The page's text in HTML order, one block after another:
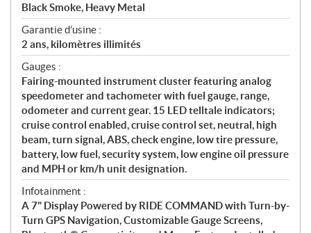
Black Smoke, Heavy Metal
Garantie d’usine :
2 ans, kilomètres illimités
Gauges :
Fairing-mounted instrument cluster featuring analog
speedometer and tachometer with fuel gauge, range,
odometer and current gear. 15 LED telltale indicators;
cruise control enabled, cruise control set, neutral, high
beam, turn signal, ABS, check engine, low tire pressure,
battery, low fuel, security system, low engine oil pressure
and MPH or km/h unit designation.
Infotainment :
A 7" Display Powered by RIDE COMMAND with Turn-by-
Turn GPS Navigation, Customizable Gauge Screens,